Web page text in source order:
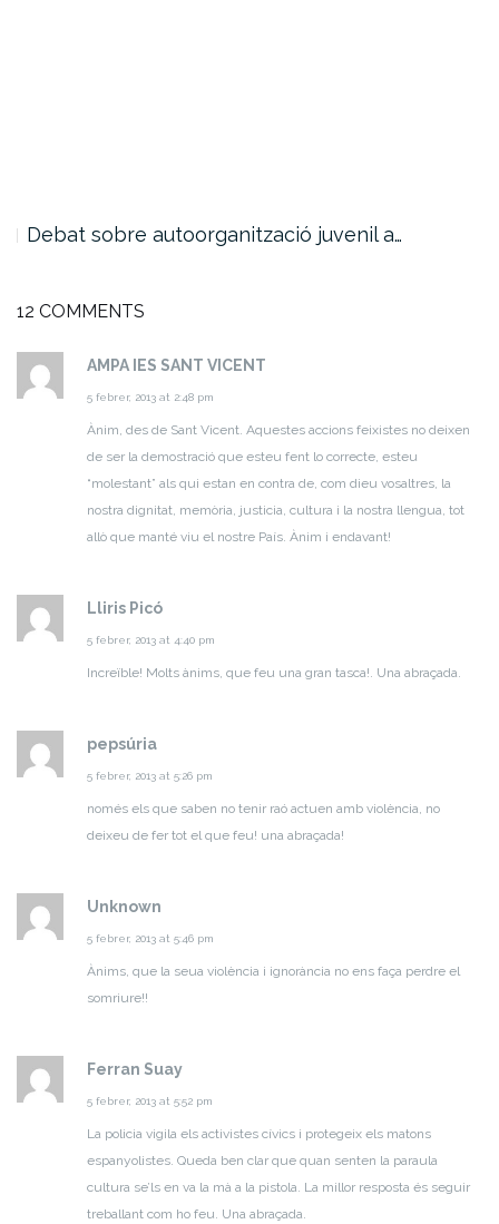
Debat sobre autoorganització juvenil a…
12 COMMENTS
AMPA IES SANT VICENT
5 febrer, 2013 at 2:48 pm
Ànim, des de Sant Vicent. Aquestes accions feixistes no deixen
de ser la demostració que esteu fent lo correcte, esteu
“molestant” als qui estan en contra de, com dieu vosaltres, la
nostra dignitat, memòria, justicia, cultura i la nostra llengua, tot
allò que manté viu el nostre País. Ànim i endavant!
Lliris Picó
5 febrer, 2013 at 4:40 pm
Increïble! Molts ànims, que feu una gran tasca!. Una abraçada.
pepsúria
5 febrer, 2013 at 5:26 pm
només els que saben no tenir raó actuen amb violència, no
deixeu de fer tot el que feu! una abraçada!
Unknown
5 febrer, 2013 at 5:46 pm
Ànims, que la seua violència i ignorància no ens faça perdre el
somriure!!
Ferran Suay
5 febrer, 2013 at 5:52 pm
La policia vigila els activistes cívics i protegeix els matons
espanyolistes. Queda ben clar que quan senten la paraula
cultura se’ls en va la mà a la pistola. La millor resposta és seguir
treballant com ho feu. Una abraçada.